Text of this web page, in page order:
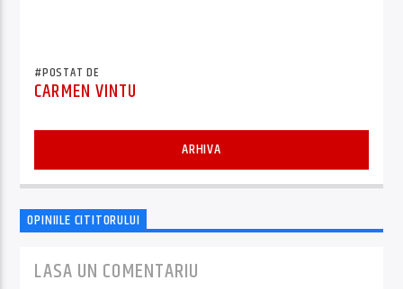
#POSTAT DE
CARMEN VINTU
ARHIVA
OPINIILE CITITORULUI
LASA UN COMENTARIU